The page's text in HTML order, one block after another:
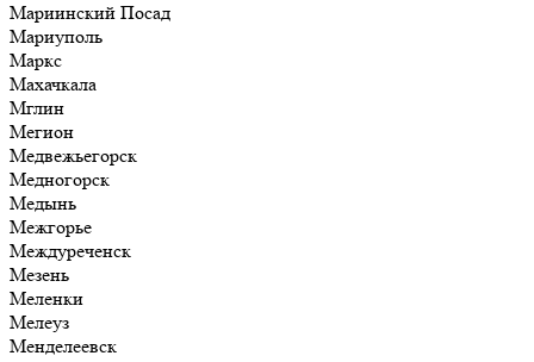
Мариинский Посад
Мариуполь
Маркс
Махачкала
Мглин
Мегион
Медвежьегорск
Медногорск
Медынь
Межгорье
Междуреченск
Мезень
Меленки
Мелеуз
Менделеевск